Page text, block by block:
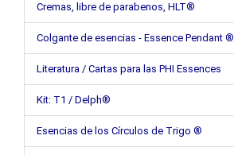
Cremas, libre de parabenos, HLT®
Colgante de esencias - Essence Pendant ®
Literatura / Cartas para las PHI Essences
Kit: T1 / Delph®
Esencias de los Círculos de Trigo ®